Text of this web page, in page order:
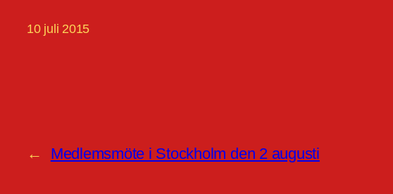
10 juli 2015
← Medlemsmöte i Stockholm den 2 augusti